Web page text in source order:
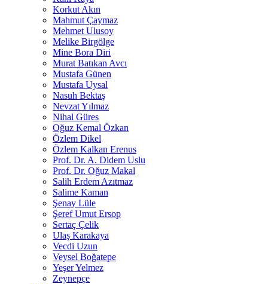
Korkut Akın
Mahmut Çaymaz
Mehmet Ulusoy
Melike Birgölge
Mine Bora Diri
Murat Batıkan Avcı
Mustafa Günen
Mustafa Uysal
Nasuh Bektaş
Nevzat Yılmaz
Nihal Güres
Oğuz Kemal Özkan
Özlem Dikel
Özlem Kalkan Erenus
Prof. Dr. A. Didem Uslu
Prof. Dr. Oğuz Makal
Salih Erdem Azıtmaz
Salime Kaman
Şenay Lüle
Şeref Umut Ersop
Sertaç Çelik
Ulaş Karakaya
Vecdi Uzun
Veysel Boğatepe
Yeşer Yelmez
Zeynepçe